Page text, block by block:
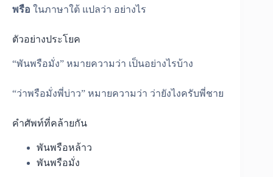
พรือ ในภาษาใต้ แปลว่า อย่างไร
ตัวอย่างประโยค
“พันพรือมั่ง” หมายความว่า เป็นอย่างไรบ้าง
“ว่าพรือมั่งพี่บ่าว” หมายความว่า ว่ายังไงครับพี่ชาย
คำศัพท์ที่คล้ายกัน
พันพรือหล้าว
พันพรือมั่ง